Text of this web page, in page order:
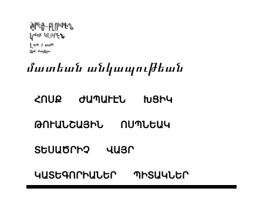
մատեան անկապութեան
ՀՈՍՔ ԺԱՊԱՒԷՆ ԽՑԻԿ
ԹՈՒԱՆՇԱՅԻՆ ՈՍՊՆԵԱԿ
ՏԵՍԱԾՐԻՉ ՎԱՅՐ
ԿԱՏԵԳՈՐԻԱՆԵՐ ՊԻՏԱԿՆԵՐ